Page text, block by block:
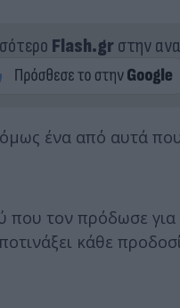
Flash.grστην
ένα από αυτά
που τον πρόδωσε
κάθε